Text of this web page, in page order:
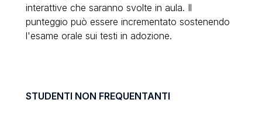
interattive che saranno svolte in aula. Il
punteggio può essere incrementato sostenendo
l'esame orale sui testi in adozione.
STUDENTI NON FREQUENTANTI